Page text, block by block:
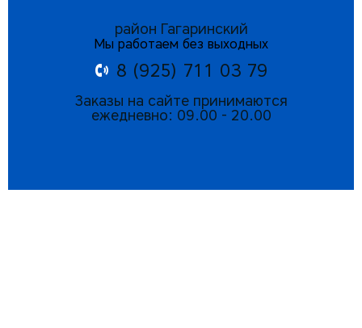
район Гагаринский
Мы работаем без выходных
8 (925) 711 03 79
Заказы на сайте принимаются
ежедневно: 09.00 - 20.00